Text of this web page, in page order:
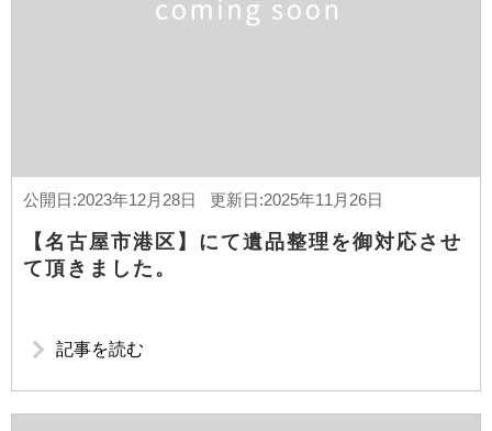
公開日:2023年12月28日 更新日:2025年11月26日
【名古屋市港区】にて遺品整理を御対応させ
て頂きました。
記事を読む